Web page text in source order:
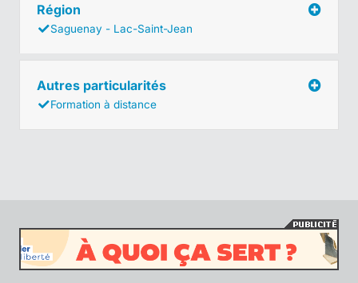
Région
Saguenay - Lac-Saint-Jean
Autres particularités
Formation à distance